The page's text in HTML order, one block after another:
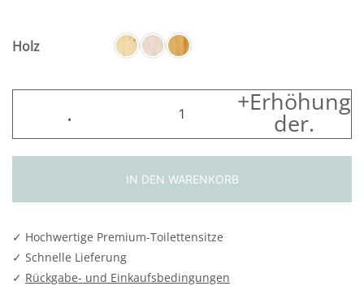
Holz
.
Kanwood
2001
Classic
+Erhöhung
der.
IN DEN WARENKORB
✓ Hochwertige Premium-Toilettensitze
✓ Schnelle Lieferung
✓ Rückgabe- und Einkaufsbedingungen